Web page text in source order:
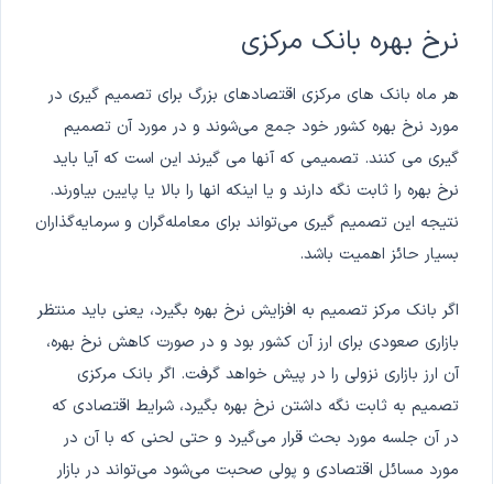
نرخ بهره بانک مرکزی
هر ماه بانک های مرکزی اقتصادهای بزرگ برای تصمیم گیری در
مورد نرخ بهره کشور خود جمع می‌شوند و در مورد آن تصمیم
گیری می کنند. تصمیمی که آنها می گیرند این است که آیا باید
نرخ بهره را ثابت نگه دارند و یا اینکه انها را بالا یا پایین بیاورند.
نتیجه این تصمیم گیری می‌تواند برای معامله‌گران و سرمایه‌گذاران
بسیار حائز اهمیت باشد.
اگر بانک مرکز تصمیم به افزایش نرخ بهره بگیرد، یعنی باید منتظر
بازاری صعودی برای ارز آن کشور بود و در صورت کاهش نرخ بهره،
آن ارز بازاری نزولی را در پیش خواهد گرفت. اگر بانک مرکزی
تصمیم به ثابت نگه داشتن نرخ بهره بگیرد، شرایط اقتصادی که
در آن جلسه مورد بحث قرار می‌گیرد و حتی لحنی که با آن در
مورد مسائل اقتصادی و پولی صحبت می‌شود می‌تواند در بازار